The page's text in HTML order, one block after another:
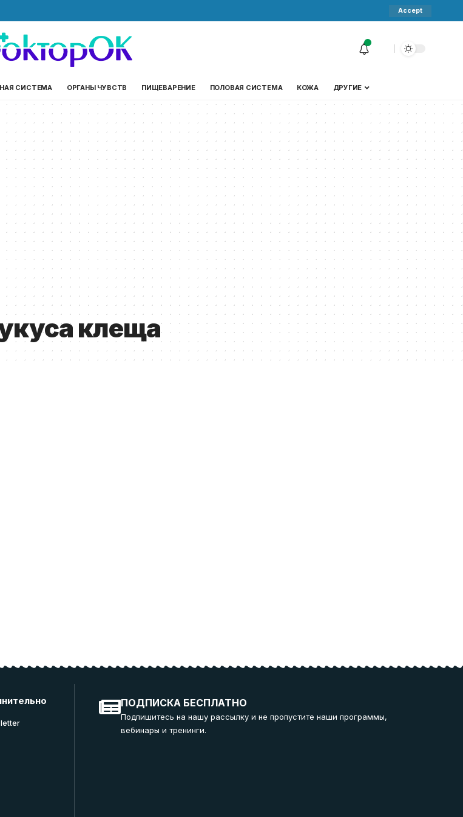
Accept
СИСТЕМА ОРГАНЫ ЧУВСТВ ПИЩЕВАРЕНИЕ ПОЛОВАЯ СИСТЕМА КОЖА ДРУГИЕ
клеща
ПОДПИСКА БЕСПЛАТНО
Подпишитесь на нашу рассылку и не пропустите наши программы,
вебинары и тренинги.